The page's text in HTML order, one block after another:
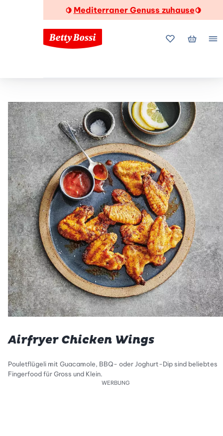
🍋 Mediterraner Genuss zuhause🍋
MeineMein
Airfryer Chicken Wings
Pouletflügeli mit Guacamole, BBQ- oder Joghurt-Dip sind beliebtes
Fingerfood für Gross und Klein.
WERBUNG